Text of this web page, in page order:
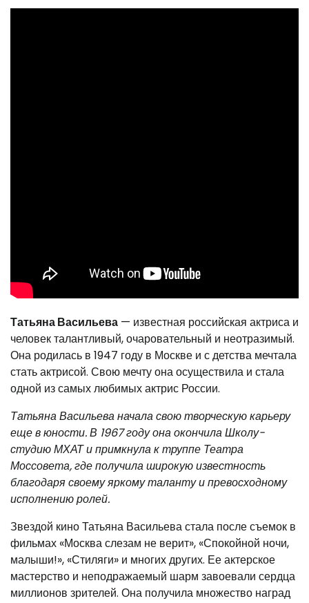
Татьяна Васильева — известная российская актриса и
человек талантливый, очаровательный и неотразимый.
Она родилась в 1947 году в Москве и с детства мечтала
стать актрисой. Свою мечту она осуществила и стала
одной из самых любимых актрис России.
Татьяна Васильева начала свою творческую карьеру
еще в юности. В 1967 году она окончила Школу-
студию МХАТ и примкнула к труппе Театра
Моссовета, где получила широкую известность
благодаря своему яркому таланту и превосходному
исполнению ролей.
Звездой кино Татьяна Васильева стала после съемок в
фильмах «Москва слезам не верит», «Спокойной ночи,
малыши!», «Стиляги» и многих других. Ее актерское
мастерство и неподражаемый шарм завоевали сердца
миллионов зрителей. Она получила множество наград